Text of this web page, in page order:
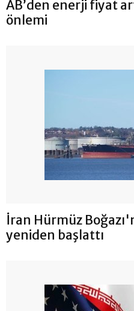
AB’den enerji fiyat
önlemi
İran Hürmüz
yeniden başlattı